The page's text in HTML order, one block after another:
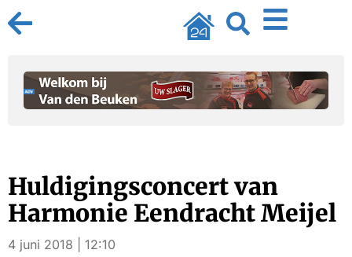
Huldigingsconcert van
Harmonie Eendracht Meijel
4 juni 2018 | 12:10